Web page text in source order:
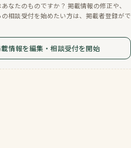
なたのものですか？ 掲載情報の修正や、
相談受付を始めたい方は、掲載者登録がで
情報を編集・相談受付を開始